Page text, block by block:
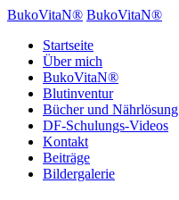
BukoVitaN® BukoVitaN®
Startseite
Über mich
BukoVitaN®
Blutinventur
Bücher und Nährlösung
DF-Schulungs-Videos
Kontakt
Beiträge
Bildergalerie